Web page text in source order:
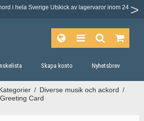
i hela Sverige Utskick av lagervaror inom 24
Skapa konto Nyhetsbrev
/ Diverse musik och ackord /
Card